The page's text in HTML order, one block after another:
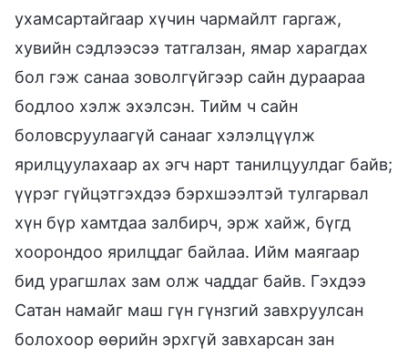
ухамсартайгаар хүчин чармайлт гаргаж,
хувийн сэдлээсээ татгалзан, ямар харагдах
бол гэж санаа зоволгүйгээр сайн дураараа
бодлоо хэлж эхэлсэн. Тийм ч сайн
боловсруулаагүй санааг хэлэлцүүлж
ярилцуулахаар ах эгч нарт танилцуулдаг байв;
үүрэг гүйцэтгэхдээ бэрхшээлтэй тулгарвал
хүн бүр хамтдаа залбирч, эрж хайж, бүгд
хоорондоо ярилцдаг байлаа. Ийм маягаар
бид урагшлах зам олж чаддаг байв. Гэхдээ
Сатан намайг маш гүн гүнзгий завхруулсан
болохоор өөрийн эрхгүй завхарсан зан